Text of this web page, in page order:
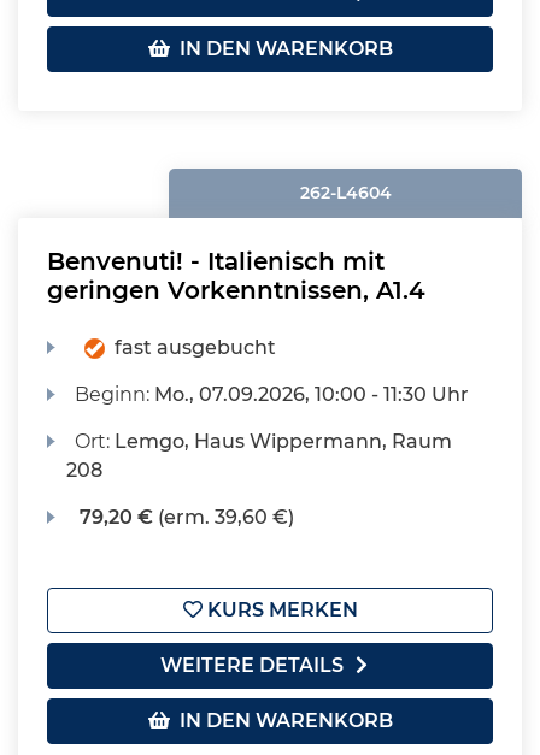
IN DEN WARENKORB
262-L4604
Benvenuti! - Italienisch mit
geringen Vorkenntnissen, A1.4
fast ausgebucht
Beginn: Mo., 07.09.2026, 10:00 - 11:30 Uhr
Ort: Lemgo, Haus Wippermann, Raum
208
79,20 € (erm. 39,60 €)
KURS MERKEN
WEITERE DETAILS
IN DEN WARENKORB